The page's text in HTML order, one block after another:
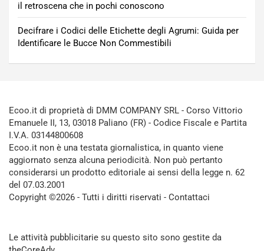
il retroscena che in pochi conoscono
Decifrare i Codici delle Etichette degli Agrumi: Guida per
Identificare le Bucce Non Commestibili
Ecoo.it di proprietà di DMM COMPANY SRL - Corso Vittorio
Emanuele II, 13, 03018 Paliano (FR) - Codice Fiscale e Partita
I.V.A. 03144800608
Ecoo.it non è una testata giornalistica, in quanto viene
aggiornato senza alcuna periodicità. Non può pertanto
considerarsi un prodotto editoriale ai sensi della legge n. 62
del 07.03.2001
Copyright ©2026 - Tutti i diritti riservati - Contattaci
Le attività pubblicitarie su questo sito sono gestite da